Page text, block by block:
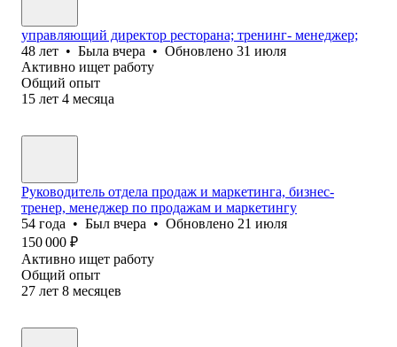
управляющий директор ресторана; тренинг- менеджер;
48 лет • Была вчера • Обновлено 31 июля
Активно ищет работу
Общий опыт
15 лет 4 месяца
Руководитель отдела продаж и маркетинга, бизнес-
тренер, менеджер по продажам и маркетингу
54 года • Был вчера • Обновлено 21 июля
150 000 ₽
Активно ищет работу
Общий опыт
27 лет 8 месяцев